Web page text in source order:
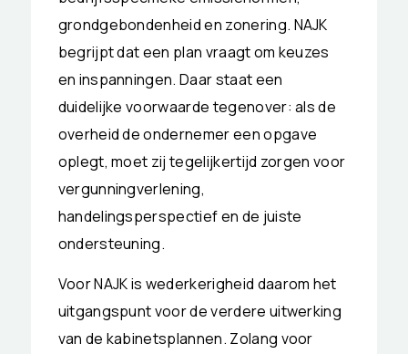
grondgebondenheid en zonering. NAJK
begrijpt dat een plan vraagt om keuzes
en inspanningen. Daar staat een
duidelijke voorwaarde tegenover: als de
overheid de ondernemer een opgave
oplegt, moet zij tegelijkertijd zorgen voor
vergunningverlening,
handelingsperspectief en de juiste
ondersteuning.
Voor NAJK is wederkerigheid daarom het
uitgangspunt voor de verdere uitwerking
van de kabinetsplannen. Zolang voor